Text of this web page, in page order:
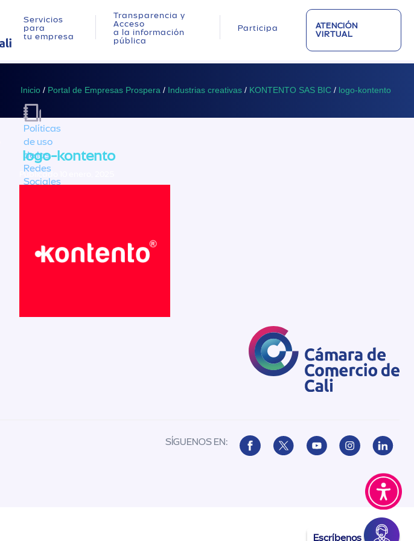
Servicios
para
tu empresa
Transparencia y
Acceso
a la información
pública
Participa
ATENCIÓN
VIRTUAL
Inicio / Portal de Empresas Prospera / Industrias creativas / KONTENTO SAS BIC / logo-kontento
logo-kontento
Publicado 10 enero, 2025
Escríbenos
Políticas
de uso
de las
Redes
Sociales
SÍGUENOS EN: